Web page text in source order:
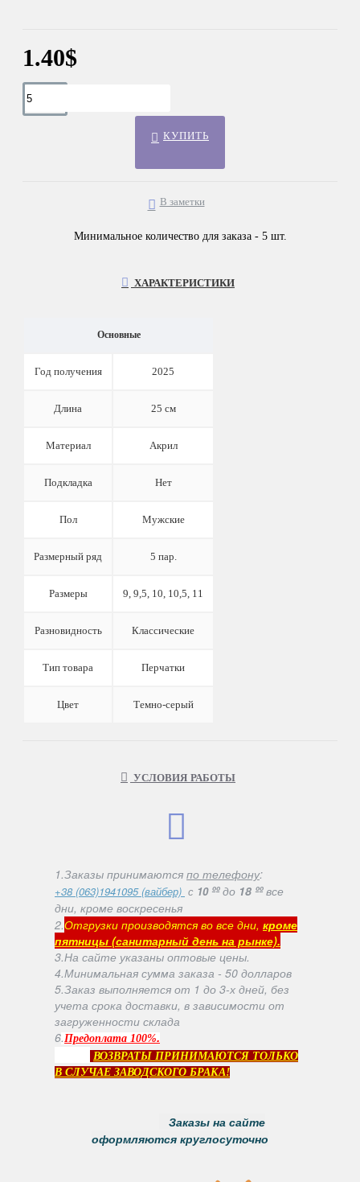
1.40$
КУПИТЬ
В заметки
Минимальное количество для заказа - 5 шт.
ХАРАКТЕРИСТИКИ
Основные
Год получения 2025
Длина 25 см
Материал Акрил
Подкладка Нет
Пол Мужские
Размерный ряд 5 пар.
Размеры 9, 9,5, 10, 10,5, 11
Разновидность Классические
Тип товара Перчатки
Цвет Темно-серый
УСЛОВИЯ РАБОТЫ
1.Заказы принимаются по телефону:
+38 (063)1941095 (вайбер) с 10 ººдо 18 ººвсе
дни, кроме воскресенья
2.Отгрузки производятся во все дни, кроме
пятницы (санитарный день на рынке).
3.На сайте указаны оптовые цены.
4.Минимальная сумма заказа - 50 долларов
5.Заказ выполняется от 1 до 3-х дней, без
учета срока доставки, в зависимости от
загруженности склада
6.Предоплата 100%.
ВОЗВРАТЫ ПРИНИМАЮТСЯ ТОЛЬКО
В СЛУЧАЕ ЗАВОДСКОГО БРАКА!
Заказы на сайте
оформляются круглосуточно